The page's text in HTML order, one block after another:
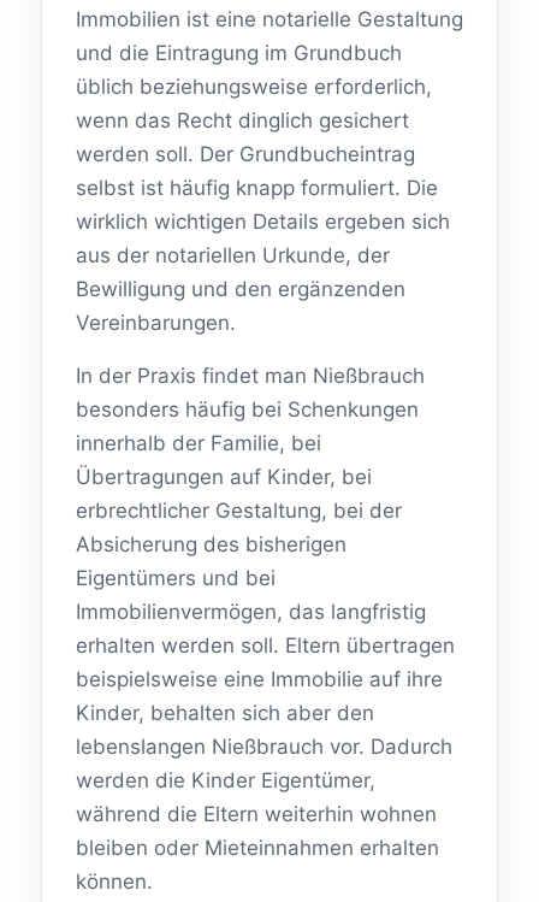
Immobilien ist eine notarielle Gestaltung
und die Eintragung im Grundbuch
üblich beziehungsweise erforderlich,
wenn das Recht dinglich gesichert
werden soll. Der Grundbucheintrag
selbst ist häufig knapp formuliert. Die
wirklich wichtigen Details ergeben sich
aus der notariellen Urkunde, der
Bewilligung und den ergänzenden
Vereinbarungen.
In der Praxis findet man Nießbrauch
besonders häufig bei Schenkungen
innerhalb der Familie, bei
Übertragungen auf Kinder, bei
erbrechtlicher Gestaltung, bei der
Absicherung des bisherigen
Eigentümers und bei
Immobilienvermögen, das langfristig
erhalten werden soll. Eltern übertragen
beispielsweise eine Immobilie auf ihre
Kinder, behalten sich aber den
lebenslangen Nießbrauch vor. Dadurch
werden die Kinder Eigentümer,
während die Eltern weiterhin wohnen
bleiben oder Mieteinnahmen erhalten
können.